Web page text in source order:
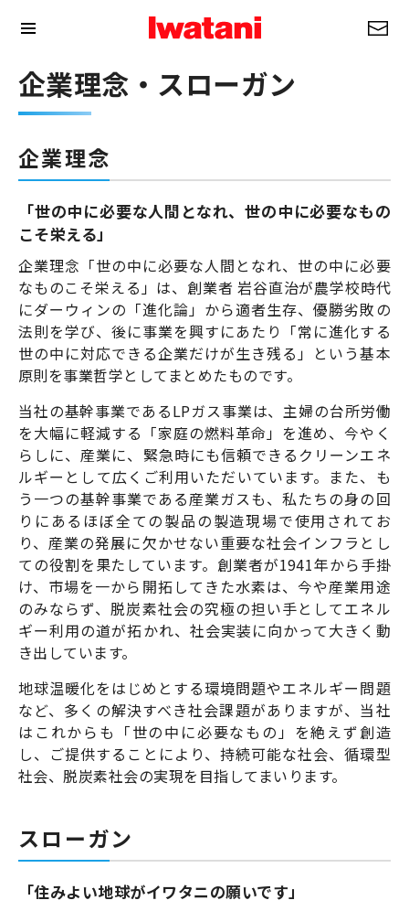
企業理念・スローガン
企業理念
「世の中に必要な人間となれ、世の中に必要なもの
こそ栄える」
企業理念「世の中に必要な人間となれ、世の中に必要
なものこそ栄える」は、創業者 岩谷直治が農学校時代
にダーウィンの「進化論」から適者生存、優勝劣敗の
法則を学び、後に事業を興すにあたり「常に進化する
世の中に対応できる企業だけが生き残る」という基本
原則を事業哲学としてまとめたものです。
当社の基幹事業であるLPガス事業は、主婦の台所労働
を大幅に軽減する「家庭の燃料革命」を進め、今やく
らしに、産業に、緊急時にも信頼できるクリーンエネ
ルギーとして広くご利用いただいています。また、も
う一つの基幹事業である産業ガスも、私たちの身の回
りにあるほぼ全ての製品の製造現場で使用されてお
り、産業の発展に欠かせない重要な社会インフラとし
ての役割を果たしています。創業者が1941年から手掛
け、市場を一から開拓してきた水素は、今や産業用途
のみならず、脱炭素社会の究極の担い手としてエネル
ギー利用の道が拓かれ、社会実装に向かって大きく動
き出しています。
地球温暖化をはじめとする環境問題やエネルギー問題
など、多くの解決すべき社会課題がありますが、当社
はこれからも「世の中に必要なもの」を絶えず創造
し、ご提供することにより、持続可能な社会、循環型
社会、脱炭素社会の実現を目指してまいります。
スローガン
「住みよい地球がイワタニの願いです」